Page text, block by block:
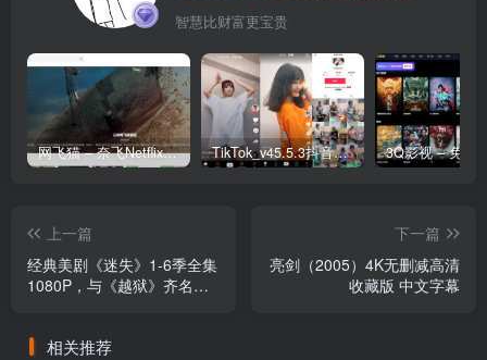
智慧比财富更宝贵
网飞猫 – 奈飞Netflix免费看 TikTok_v45.5.3抖音国际版_免拔卡解锁全球版
上一篇
经典美剧《迷失》1-6季全集
1080P，与《越狱》齐名的
下一篇
亮剑（2005）4K无删减高清
收藏版 中文字幕
相关推荐